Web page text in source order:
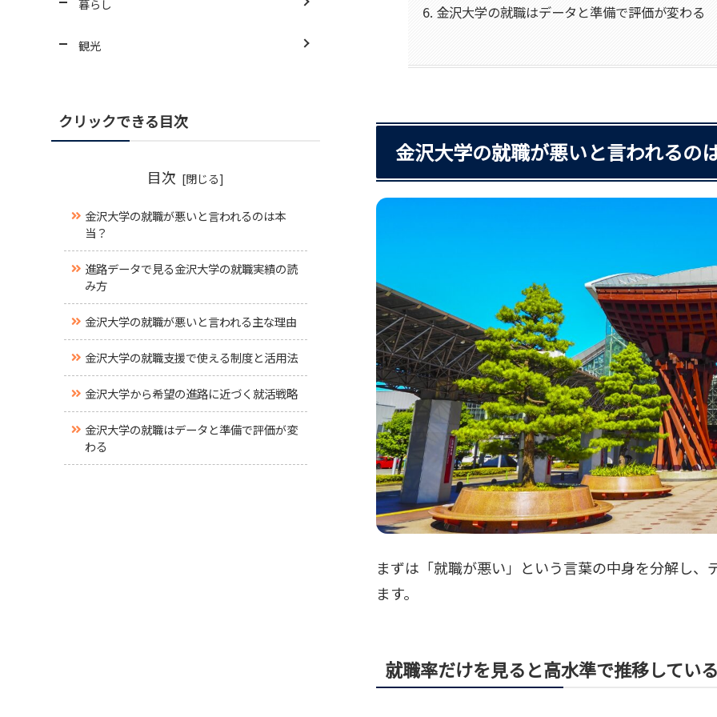
金沢大学の就職はデータと準備で評価が変わる
金沢大学の就職が悪いと言われるの
まずは「就職が悪い」という言葉の中身を分解し
ます。
就職率だけを見ると高水準で推移してい
暮らし
観光
クリックできる目次
目次
金沢大学の就職が悪いと言われるのは本
当？
進路データで見る金沢大学の就職実績の読
み方
金沢大学の就職が悪いと言われる主な理由
金沢大学の就職支援で使える制度と活用法
金沢大学から希望の進路に近づく就活戦略
金沢大学の就職はデータと準備で評価が変
わる